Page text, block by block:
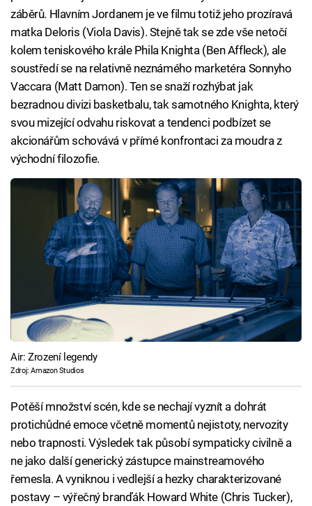
záběrů. Hlavním Jordanem je ve filmu totiž jeho prozíravá
matka Deloris (Viola Davis). Stejně tak se zde vše netočí
kolem teniskového krále Phila Knighta (Ben Affleck), ale
soustředí se na relativně neznámého marketéra Sonnyho
Vaccara (Matt Damon). Ten se snaží rozhýbat jak
bezradnou divizi basketbalu, tak samotného Knighta, který
svou mizející odvahu riskovat a tendenci podbízet se
akcionářům schovává v přímé konfrontaci za moudra z
východní filozofie.
Air: Zrození legendy
Zdroj: Amazon Studios
Potěší množství scén, kde se nechají vyznít a dohrát
protichůdné emoce včetně momentů nejistoty, nervozity
nebo trapnosti. Výsledek tak působí sympaticky civilně a
ne jako další generický zástupce mainstreamového
řemesla. A vyniknou i vedlejší a hezky charakterizované
postavy – výřečný branďák Howard White (Chris Tucker),